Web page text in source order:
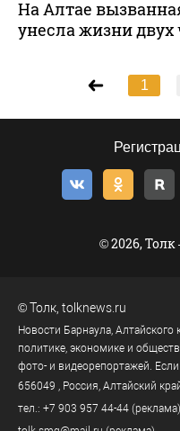
На Алтае
унесла жизни двух
1
© 2026,
©Толк tolknews.ru
Новости Барнаула, Алтайского
политике, экономике и
фото- и видеорепортажей.
656049 , Россия, Алтайский
тел.: +7 903 957 44-44 (реклама)